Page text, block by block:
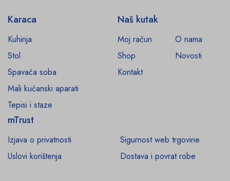
Karaca
Kuhinja
Stol
Spavaća soba
Mali kućanski aparati
Tepisi i staze
Naš kutak
Moj račun
O nama
Shop
Novosti
Kontakt
mTrust
Izjava o privatnosti
Sigurnost web trgovine
Uslovi korištenja
Dostava i povrat robe